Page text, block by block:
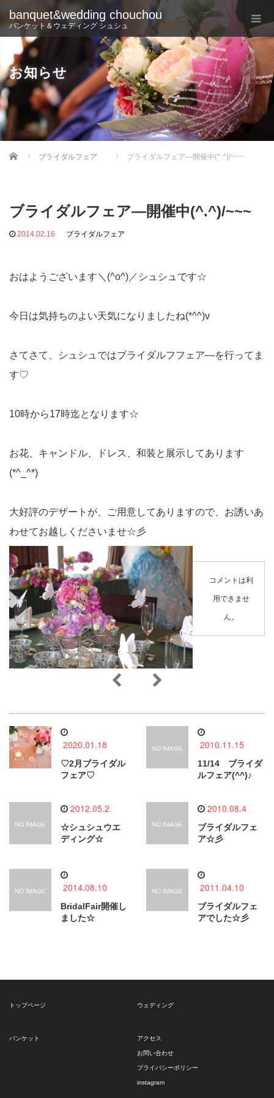
banquet&wedding chouchou
バンケット＆ウェディング シュシュ
お知らせ
Home ブライダルフェア ブライダルフェア―開催中(^.^)/~~~
ブライダルフェア―開催中(^.^)/~~~
2014.02.16 ブライダルフェア
おはようございます＼(^o^)／シュシュです☆
今日は気持ちのよい天気になりましたね(*^^)v
さてさて、シュシュではブライダルフフェア―を行ってま
す♡
10時から17時迄となります☆
お花、キャンドル、ドレス、和装と展示してあります
(*^_^*)
大好評のデザートが、ご用意してありますので、お誘いあ
わせてお越しくださいませ☆彡
コメントは利
用できませ
ん。
2020.01.18
♡2月ブライダル
フェア♡
2010.11.15
11/14 ブライダ
ルフェア(^^)♪
2012.05.2
☆シュシュウエ
ディング☆
2010.08.4
ブライダルフェ
ア☆彡
2014.08.10
BridalFair開催し
ました☆
2011.04.10
ブライダルフェ
アでした☆彡
トップページ ウェディング
バンケット アクセス
お問い合わせ
プライバシーポリシー
instagram